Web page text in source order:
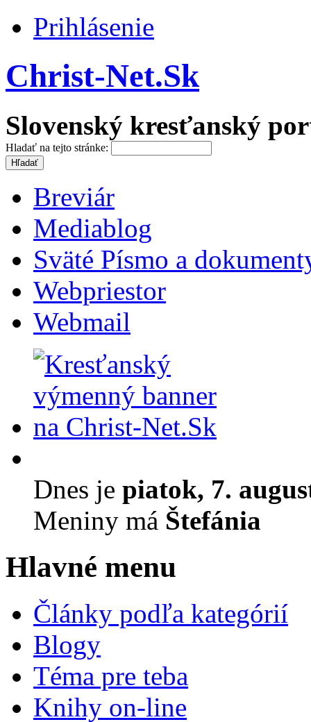
Prihlásenie
Christ-Net.Sk
Slovenský kresťanský
Hladať na tejto stránke:
Breviár
Mediablog
Sväté Písmo a
Webpriestor
Webmail
Dnes je piatok, 7.
Meniny má Štefánia
Hlavné menu
Články podľa kategórií
Blogy
Téma pre teba
Knihy on-line